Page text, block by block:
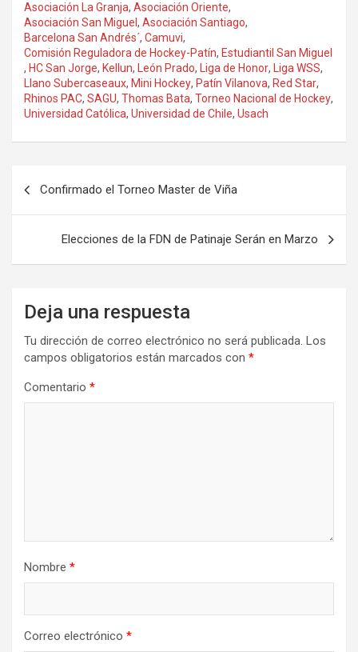
Asociación La Granja, Asociación Oriente,
Asociación San Miguel , Asociación Santiago,
Barcelona San Andrés´, Camuvi,
Comisión Reguladora de Hockey-Patín, Estudiantil San Miguel
, HC San Jorge, Kellun, León Prado, Liga de Honor, Liga WSS,
Llano Subercaseaux, Mini Hockey, Patín Vilanova, Red Star,
Rhinos PAC, SAGU, Thomas Bata, Torneo Nacional de Hockey,
Universidad Católica, Universidad de Chile, Usach
entradas
Confirmado el Torneo Master de Viña
Elecciones de la FDN de Patinaje Serán en Marzo
Deja una respuesta
Tu dirección de correo electrónico no será publicada. Los
campos obligatorios están marcados con *
Comentario *
Nombre *
Correo electrónico *